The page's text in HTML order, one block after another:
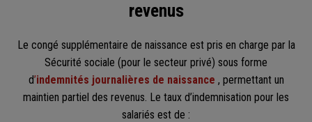
revenus
Le congé supplémentaire de naissance est pris en charge par la
Sécurité sociale (pour le secteur privé) sous forme
d’indemnités journalières de naissance , permettant un
maintien partiel des revenus. Le taux d’indemnisation pour les
salariés est de :